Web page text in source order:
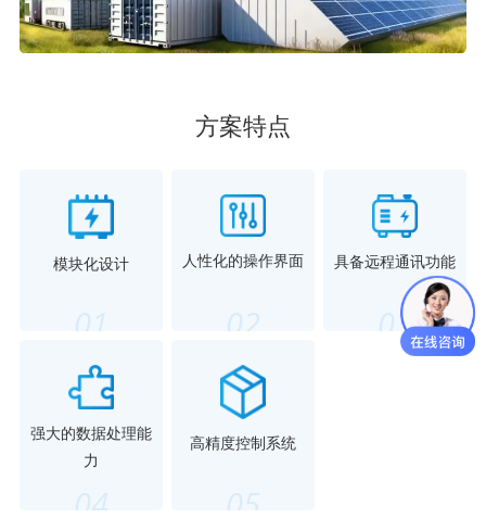
方案特点
模块化设计
01
人性化的操作界面
02
具备远程通讯功能
03
强大的数据处理能
力
04
高精度控制系统
05